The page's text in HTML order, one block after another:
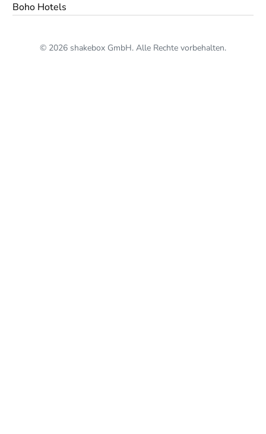
Boho Hotels
© 2026 shakebox GmbH. Alle Rechte vorbehalten.